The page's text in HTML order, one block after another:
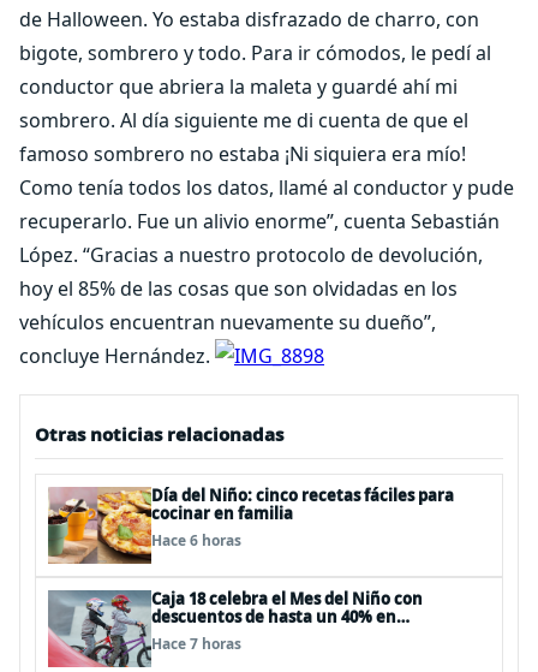
de Halloween. Yo estaba disfrazado de charro, con
bigote, sombrero y todo. Para ir cómodos, le pedí al
conductor que abriera la maleta y guardé ahí mi
sombrero. Al día siguiente me di cuenta de que el
famoso sombrero no estaba ¡Ni siquiera era mío!
Como tenía todos los datos, llamé al conductor y pude
recuperarlo. Fue un alivio enorme”, cuenta Sebastián
López. “Gracias a nuestro protocolo de devolución,
hoy el 85% de las cosas que son olvidadas en los
vehículos encuentran nuevamente su dueño”,
concluye Hernández.
Otras noticias relacionadas
Día del Niño: cinco recetas fáciles para
cocinar en familia
Hace 6 horas
Caja 18 celebra el Mes del Niño con
descuentos de hasta un 40% en
panoramas, cine, shows y streaming
Hace 7 horas